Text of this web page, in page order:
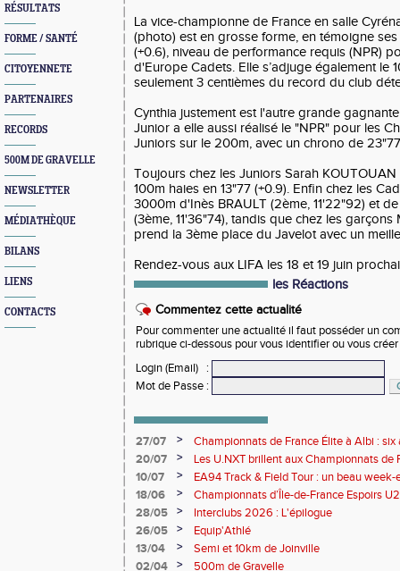
RÉSULTATS
FORME / SANTÉ
CITOYENNETE
PARTENAIRES
RECORDS
500M DE GRAVELLE
NEWSLETTER
MÉDIATHÈQUE
BILANS
LIENS
CONTACTS
La vice-championne de France en salle
(photo) est en grosse forme, en témoigne ses
(+0.6), niveau de performance requis (NPR)
d'Europe Cadets. Elle s’adjuge également le
seulement 3 centièmes du record du club
Cynthia justement est l'autre grande
Junior a elle aussi réalisé le "NPR" pour les
Juniors sur le 200m, avec un chrono de
Toujours chez les Juniors Sarah
100m haies en 13"77 (+0.9). Enfin chez les
3000m d'Inès BRAULT (2ème, 11'22"92) et
(3ème, 11'36"74), tandis que chez les garçons
prend la 3ème place du Javelot avec un
Rendez-vous aux LIFA les 18 et 19 juin
les Réactions
Commentez cette actualité
Pour commenter une actualité il faut posséder un
rubrique ci-dessous pour vous identifier ou vous
Login (Email)
:
Mot de Passe :
27/07 >
Championnats de France Élite à Albi :
rendez-vous de l'élite nationale
20/07 >
Les U.NXT brillent aux Championnats de
une pluie de performances
10/07 >
EA94 Track & Field Tour : un beau
18/06
>
Championnats d’Île-de-France Espoirs
28/05
>
Interclubs 2026 : L'épilogue
26/05
>
Equip'Athlé
13/04
>
Semi et 10km de Joinville
02/04
>
500m de Gravelle